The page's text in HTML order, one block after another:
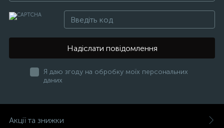
Надіслати повідомлення
Я даю згоду на обробку моїх персональних
даних
Акції та знижки